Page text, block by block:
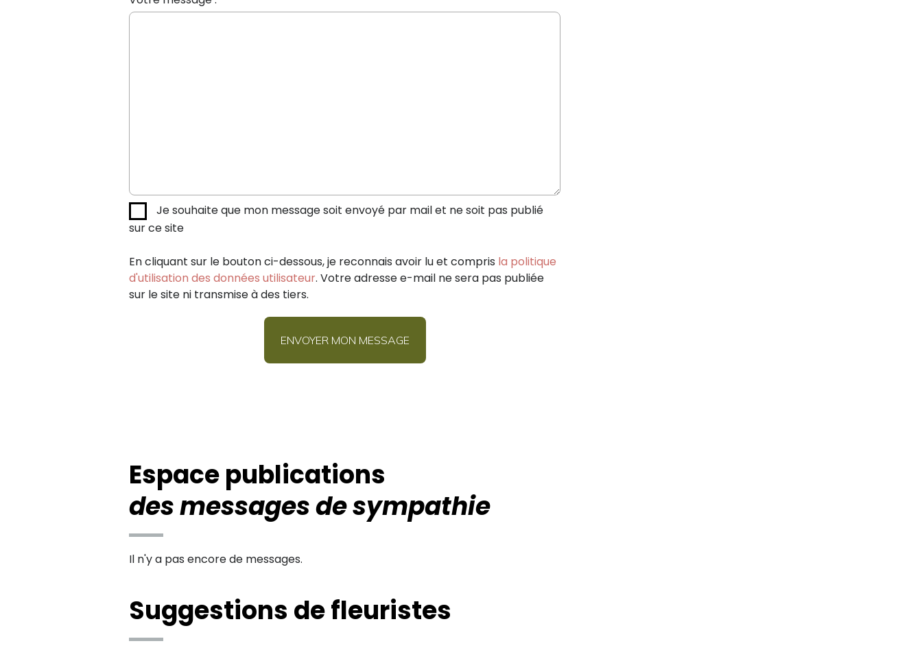
Je souhaite que mon message soit envoyé par mail et ne soit pas publié
sur ce site
En cliquant sur le bouton ci-dessous, je reconnais avoir lu et compris la politique
d'utilisation des données utilisateur. Votre adresse e-mail ne sera pas publiée
sur le site ni transmise à des tiers.
Espace publications
des messages de sympathie
Il n'y a pas encore de messages.
Suggestions de fleuristes